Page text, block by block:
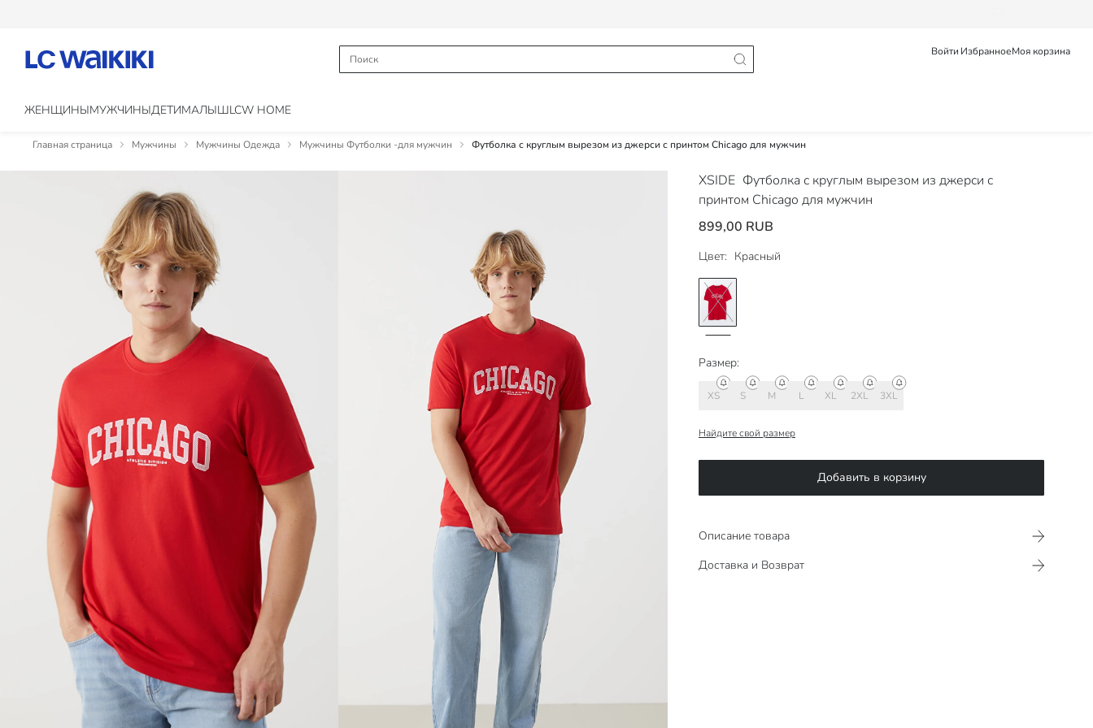
Войти ИзбранноеМоя корзина
ЖЕНЩИНЫМУЖЧИНЫДЕТИМАЛЫШLCW HOME
Главная страница Мужчины Мужчины Одежда Мужчины Футболки -для мужчин Футболка с круглым вырезом из джерси с принтом Chicago для мужчин
XSIDE Футболка с круглым вырезом из джерси с
принтом Chicago для мужчин
899,00 RUB
Цвет: Красный
Размер:
XS S M L XL 2XL 3XL
Найдите свой размер
Добавить в корзину
Описание товара
Доставка и Возврат